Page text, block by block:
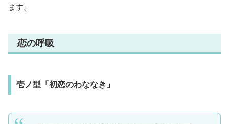
ます。
恋の呼吸
壱ノ型「初恋のわななき」